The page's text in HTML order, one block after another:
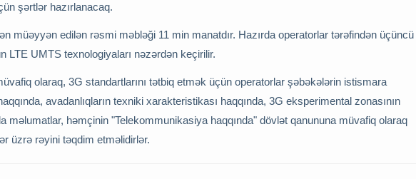
şərtlər hazırlanacaq.
müəyyən edilən rəsmi məbləği 11 min manatdır. Hazırda operatorlar tərəfindən üçüncü
LTE UMTS texnologiyaları nəzərdən keçirilir.
olaraq, 3G standartlarını tətbiq etmək üçün operatorlar şəbəkələrin istismara
avadanlıqların texniki xarakteristikası haqqında, 3G eksperimental zonasının
məlumatlar, həmçinin "Telekommunikasiya haqqında" dövlət qanununa müvafiq olaraq
üzrə rəyini təqdim etməlidirlər.